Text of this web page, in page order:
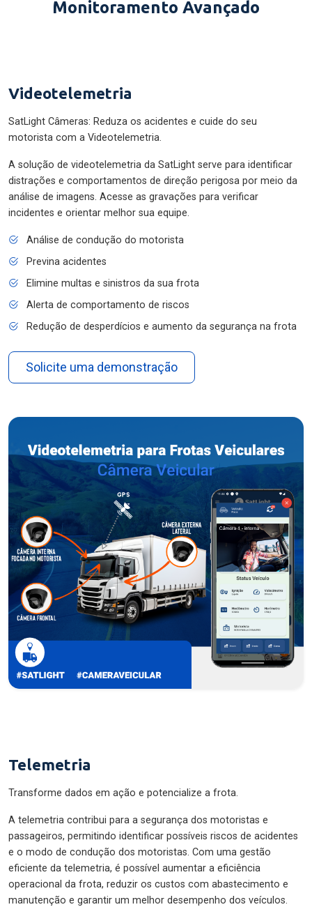
Monitoramento Avançado
Videotelemetria
SatLight Câmeras: Reduza os acidentes e cuide do seu
motorista com a Videotelemetria.
A solução de videotelemetria da SatLight serve para identificar
distrações e comportamentos de direção perigosa por meio da
análise de imagens. Acesse as gravações para verificar
incidentes e orientar melhor sua equipe.
Análise de condução do motorista
Previna acidentes
Elimine multas e sinistros da sua frota
Alerta de comportamento de riscos
Redução de desperdícios e aumento da segurança na frota
Solicite uma demonstração
Telemetria
Transforme dados em ação e potencialize a frota.
A telemetria contribui para a segurança dos motoristas e
passageiros, permitindo identificar possíveis riscos de acidentes
e o modo de condução dos motoristas. Com uma gestão
eficiente da telemetria, é possível aumentar a eficiência
operacional da frota, reduzir os custos com abastecimento e
manutenção e garantir um melhor desempenho dos veículos.